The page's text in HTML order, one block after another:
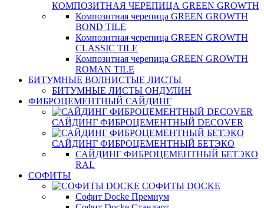
КОМПОЗИТНАЯ ЧЕРЕПИЦА GREEN GROWTH
Композитная черепица GREEN GROWTH
BOND TILE
Композитная черепица GREEN GROWTH
CLASSIC TILE
Композитная черепица GREEN GROWTH
ROMAN TILE
БИТУМНЫЕ ВОЛНИСТЫЕ ЛИСТЫ
БИТУМНЫЕ ЛИСТЫ ОНДУЛИН
ФИБРОЦЕМЕНТНЫЙ САЙДИНГ
САЙДИНГ ФИБРОЦЕМЕНТНЫЙ DECOVER
САЙДИНГ ФИБРОЦЕМЕНТНЫЙ БЕТЭКО
САЙДИНГ ФИБРОЦЕМЕНТНЫЙ БЕТЭКО
RAL
СОФИТЫ
СОФИТЫ DOCKE
Софит Docke Премиум